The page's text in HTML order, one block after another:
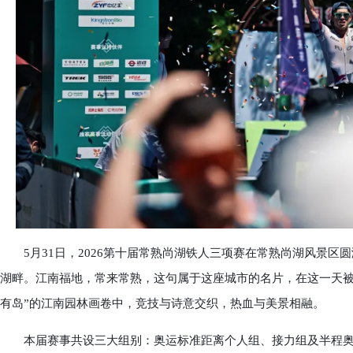
5月31日，2026第十届常熟尚湖铁人三项赛在常熟尚湖风景区
湖畔。江南福地，常来常熟，这句属于这座城市的名片，在这一
有岛”的江南园林画卷中，竞技与诗意交织，热血与美景相融。
本届赛事共设三大组别：奥运标准距离个人组、接力组及半程